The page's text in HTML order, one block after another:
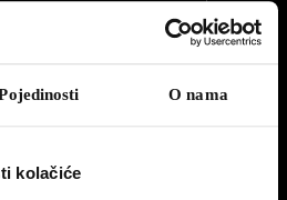
O nama
kolačiće